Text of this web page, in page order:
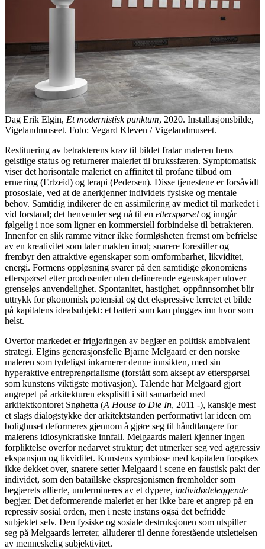
Dag Erik Elgin, Et modernistisk punktum, 2020. Installasjonsbilde,
Vigelandmuseet. Foto: Vegard Kleven / Vigelandmuseet.
Restituering av betrakterens krav til bildet fratar maleren hens
geistlige status og returnerer maleriet til brukssfæren. Symptomatisk
viser det horisontale maleriet en affinitet til profane tilbud om
ernæring (Ertzeid) og terapi (Pedersen). Disse tjenestene er forsåvidt
prososiale, ved at de anerkjenner individets fysiske og mentale
behov. Samtidig indikerer de en assimilering av mediet til markedet i
vid forstand; det henvender seg nå til en etterspørsel og inngår
følgelig i noe som ligner en kommersiell forbindelse til betrakteren.
Innenfor en slik ramme vitner ikke formløsheten fremst om befrielse
av en kreativitet som taler makten imot; snarere forestiller og
frembyr den attraktive egenskaper som omformbarhet, likviditet,
energi. Formens oppløsning svarer på den samtidige økonomiens
etterspørsel etter produsenter uten definerende egenskaper utover
grenseløs anvendelighet. Spontanitet, hastighet, oppfinnsomhet blir
uttrykk for økonomisk potensial og det ekspressive lerretet et bilde
på kapitalens idealsubjekt: et batteri som kan plugges inn hvor som
helst.
Overfor markedet er frigjøringen av begjær en politisk ambivalent
strategi. Elgins generasjonsfelle Bjarne Melgaard er den norske
maleren som tydeligst inkarnerer denne innsikten, med sin
hyperaktive entreprenørialisme (forstått som aksept av etterspørsel
som kunstens viktigste motivasjon). Talende har Melgaard gjort
angrepet på arkitekturen eksplisitt i sitt samarbeid med
arkitektkontoret Snøhetta (A House to Die In, 2011 -), kanskje mest
et slags dialogstykke der arkitektstanden performativt lar ideen om
bolighuset deformeres gjennom å gjøre seg til håndtlangere for
malerens idiosynkratiske innfall. Melgaards maleri kjenner ingen
forpliktelse overfor nedarvet struktur; det utmerker seg ved aggressiv
ekspansjon og likviditet. Kunstens symbiose med kapitalen forsøkes
ikke dekket over, snarere setter Melgaard i scene en faustisk pakt der
individet, som den bataillske ekspresjonismen fremholder som
begjærets allierte, undermineres av et dypere, individødeleggende
begjær. Det deformerende maleriet er her ikke bare et angrep på en
repressiv sosial orden, men i neste instans også det befridde
subjektet selv. Den fysiske og sosiale destruksjonen som utspiller
seg på Melgaards lerreter, alluderer til denne forestående utslettelsen
av menneskelig subjektivitet.